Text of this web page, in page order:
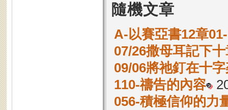
隨機文章
A-以賽亞書12章
07/26撒母耳記下
09/06將祂釘在十
110-禱告的內容
056-積極信仰的力